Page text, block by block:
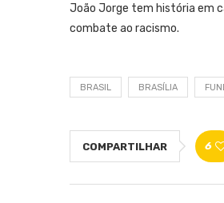
João Jorge tem história em
combate ao racismo.
BRASIL BRASÍLIA
COMPARTILHAR 6